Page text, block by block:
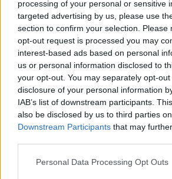
processing of your personal or sensitive
targeted advertising by us, please use
section to confirm your selection. Please
opt-out request is processed you may
interest-based ads based on personal
us or personal information disclosed to
your opt-out. You may separately opt-
disclosure of your personal information
IAB’s list of downstream participants.
also be disclosed by us to third parties
Downstream Participants that may
Personal Data Processing Opt Outs
en Construcción
Por
Álvaro Frutos Rosado y Gabinete
Geopolítica de Crisis
Reconquista
Por Carlos Miranda
Clara Campoamor: Mi sueño,
mi pesadilla
Por María Pérez Herrero